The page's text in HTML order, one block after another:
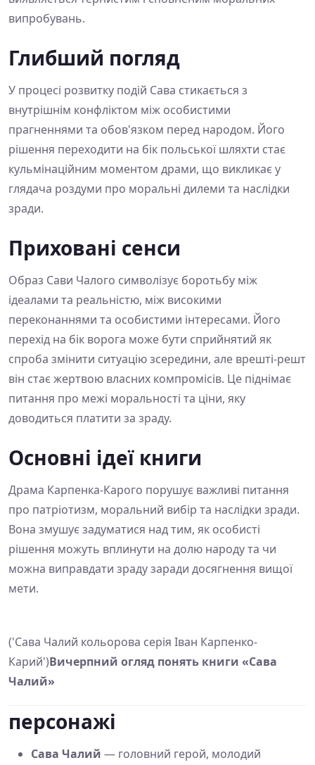
випробувань.
Глибший погляд
У процесі розвитку подій Сава стикається з
внутрішнім конфліктом між особистими
прагненнями та обов'язком перед народом. Його
рішення переходити на бік польської шляхти стає
кульмінаційним моментом драми, що викликає у
глядача роздуми про моральні дилеми та наслідки
зради.
Приховані сенси
Образ Сави Чалого символізує боротьбу між
ідеалами та реальністю, між високими
переконаннями та особистими інтересами. Його
перехід на бік ворога може бути сприйнятий як
спроба змінити ситуацію зсередини, але врешті-решт
він стає жертвою власних компромісів. Це піднімає
питання про межі моральності та ціни, яку
доводиться платити за зраду.
Основні ідеї книги
Драма Карпенка-Карого порушує важливі питання
про патріотизм, моральний вибір та наслідки зради.
Вона змушує задуматися над тим, як особисті
рішення можуть вплинути на долю народу та чи
можна виправдати зраду заради досягнення вищої
мети.
('Сава Чалий кольорова серія Іван Карпенко-
Карий')Вичерпний огляд понять книги «Сава
Чалий»
персонажі
Сава Чалий — головний герой, молодий